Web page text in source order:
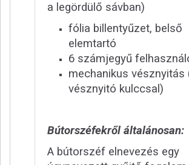
a legördülő sávban)
fólia billentyűzet, belső
elemtartó
6 számjegyű
mechanikus vésznyitás
vésznyitó kulccsal)
Bútorszéfekről általánosan:
A bútorszéf elnevezés egy